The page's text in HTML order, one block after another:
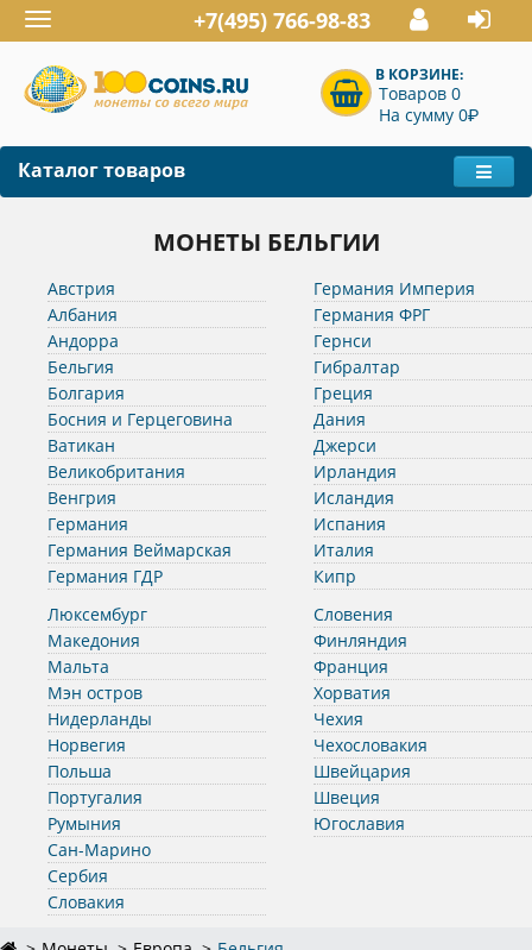
Toggle
navigation
+7(495) 766-98-83
В КОРЗИНЕ:
Товаров 0
На сумму 0P
Каталог товаров
МОНЕТЫ БЕЛЬГИИ
Австрия
Албания
Андорра
Бельгия
Болгария
Босния и Герцеговина
Ватикан
Великобритания
Венгрия
Германия
Германия Веймарская
Германия ГДР
Германия Империя
Германия ФРГ
Гернси
Гибралтар
Греция
Дания
Джерси
Ирландия
Исландия
Испания
Италия
Кипр
Люксембург
Македония
Мальта
Мэн остров
Нидерланды
Норвегия
Польша
Португалия
Румыния
Сан-Марино
Сербия
Словакия
Словения
Финляндия
Франция
Хорватия
Чехия
Чехословакия
Швейцария
Швеция
Югославия